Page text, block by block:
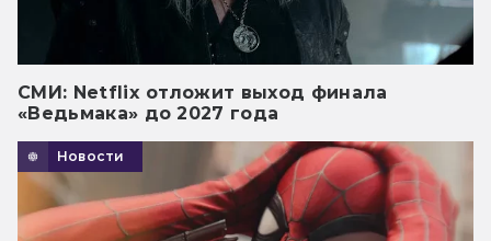
СМИ: Netflix отложит выход финала
«Ведьмака» до 2027 года
Новости